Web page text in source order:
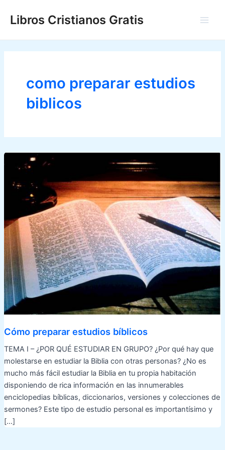
Libros Cristianos Gratis
como preparar estudios
biblicos
Cómo preparar estudios bíblicos
TEMA I – ¿POR QUÉ ESTUDIAR EN GRUPO? ¿Por qué hay que
molestarse en estudiar la Biblia con otras personas? ¿No es
mucho más fácil estudiar la Biblia en tu propia habitación
disponiendo de rica información en las innumerables
enciclopedias bíblicas, diccionarios, versiones y colecciones de
sermones? Este tipo de estudio personal es importantísimo y
[…]